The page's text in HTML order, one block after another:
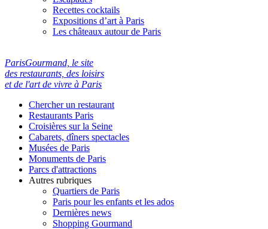
Recettes cocktails
Expositions d’art à Paris
Les châteaux autour de Paris
ParisGourmand, le site
des restaurants, des loisirs
et de l'art de vivre à Paris
Chercher un restaurant
Restaurants Paris
Croisières sur la Seine
Cabarets, dîners spectacles
Musées de Paris
Monuments de Paris
Parcs d'attractions
Autres rubriques
Quartiers de Paris
Paris pour les enfants et les ados
Dernières news
Shopping Gourmand